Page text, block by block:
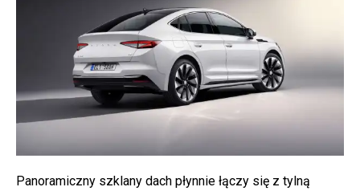
Panoramiczny szklany dach płynnie łączy się z tylną